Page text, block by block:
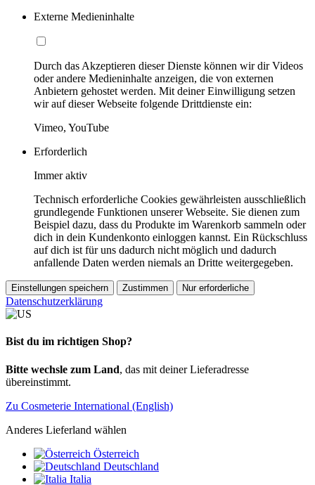
Externe Medieninhalte
Durch das Akzeptieren dieser Dienste können wir dir Videos
oder andere Medieninhalte anzeigen, die von externen
Anbietern gehostet werden. Mit deiner Einwilligung setzen
wir auf dieser Webseite folgende Drittdienste ein:
Vimeo, YouTube
Erforderlich
Immer aktiv
Technisch erforderliche Cookies gewährleisten ausschließlich
grundlegende Funktionen unserer Webseite. Sie dienen zum
Beispiel dazu, dass du Produkte im Warenkorb sammeln oder
dich in dein Kundenkonto einloggen kannst. Ein Rückschluss
auf dich ist für uns dadurch nicht möglich und dadurch
anfallende Daten werden niemals an Dritte weitergegeben.
Einstellungen speichern Zustimmen Nur erforderliche
Datenschutzerklärung
Bist du im richtigen Shop?
Bitte wechsle zum Land, das mit deiner Lieferadresse
übereinstimmt.
Zu Cosmeterie International (English)
Anderes Lieferland wählen
Österreich
Deutschland
Italia